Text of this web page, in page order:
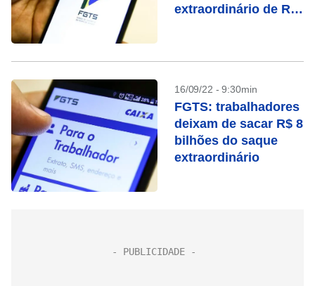
extraordinário de R$
16/09/22 - 9:30min
FGTS: trabalhadores
deixam de sacar R$ 8
bilhões do saque
extraordinário